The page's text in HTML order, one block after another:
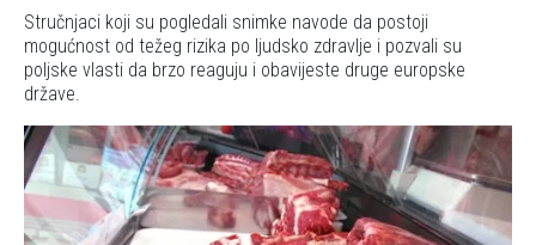
Stručnjaci koji su pogledali snimke navode da postoji
mogućnost od težeg rizika po ljudsko zdravlje i pozvali su
poljske vlasti da brzo reaguju i obavijeste druge europske
države.